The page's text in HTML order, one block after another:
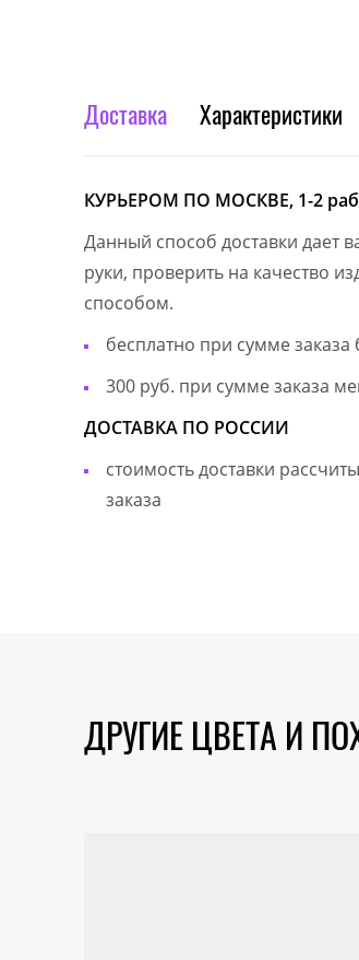
Доставка Характеристики
КУРЬЕРОМ ПО МОСКВЕ, 1-2
Данный способ доставки дает
руки, проверить на качество
способом.
бесплатно при сумме
300 руб. при сумме заказа
ДОСТАВКА ПО РОССИИ
стоимость доставки
заказа
ДРУГИЕ ЦВЕТА И